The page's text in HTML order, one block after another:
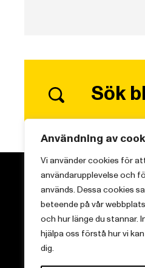
Användning av
Vi använder cookies för
användarupplevelse och
används. Dessa cookies
beteende på vår
och hur länge du
hjälpa oss förstå hur vi
dig.
Sök
Vi brinner för starka
kunskap inom aktuella